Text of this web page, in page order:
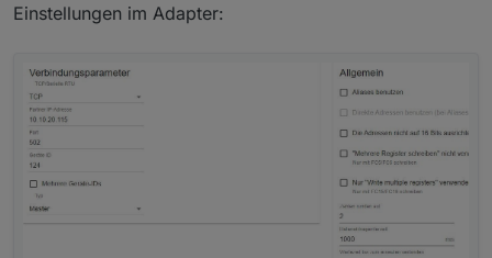
Einstellungen im Adapter: